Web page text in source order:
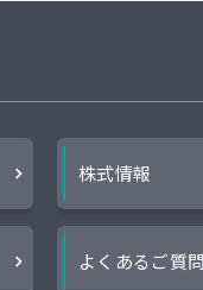
株式情報
よくあるご質問